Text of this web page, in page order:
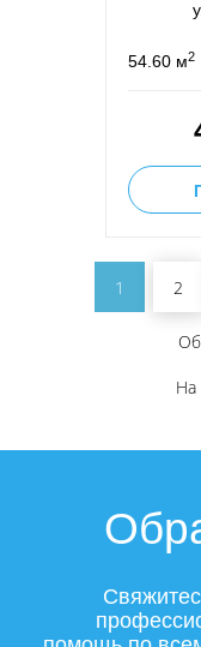
54.60 м2
1 2
На